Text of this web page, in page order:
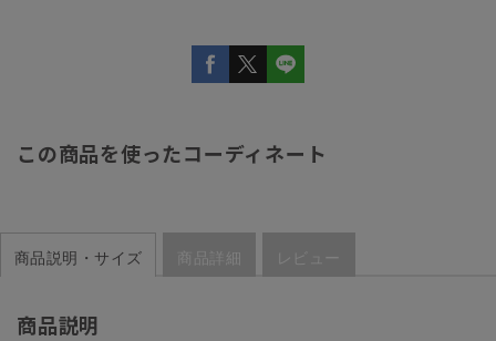
この商品を使ったコーディネート
商品説明・サイズ 商品詳細 レビュー
商品説明